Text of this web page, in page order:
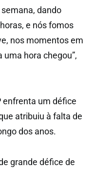
dando
e nós fomos
nos momentos em
hora chegou”,
enfrenta um défice
atribuiu à falta de
dos anos.
grande défice de